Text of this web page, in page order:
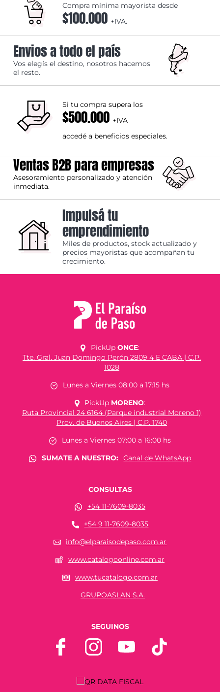
Compra mínima mayorista desde
$100.000 +IVA.
Envios a todo el país
Vos elegís el destino, nosotros hacemos
el resto.
Si tu compra supera los
$500.000 +IVA
accedé a beneficios especiales.
Ventas B2B para empresas
Asesoramiento personalizado y atención
inmediata.
Impulsá tu
emprendimiento
Miles de productos, stock actualizado y
precios mayoristas que acompañan tu
crecimiento.
PickUp ONCE:
Tte. Gral. Juan Domingo Perón 2809 4 E CABA | C.P.
1028
Lunes a Viernes 08:00 a 17:15 hs
PickUp MORENO:
Ruta Provincial 24 6164 (Parque industrial Moreno 1)
Prov. de Buenos Aires | C.P. 1740
Lunes a Viernes 07:00 a 16:00 hs
SUMATE A NUESTRO:
Canal de WhatsApp
CONSULTAS
+54 11-7609-8035
+54 9 11-7609-8035
info@elparaisodepaso.com.ar
www.catalogoonline.com.ar
www.tucatalogo.com.ar
GRUPOASLAN S.A.
SEGUINOS